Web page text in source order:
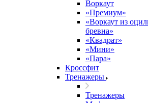
Воркаут
«Премиум»
«Воркаут из
бревна»
«Квадрат»
«Мини»
«Пара»
Кроссфит
Тренажеры
Тренажеры